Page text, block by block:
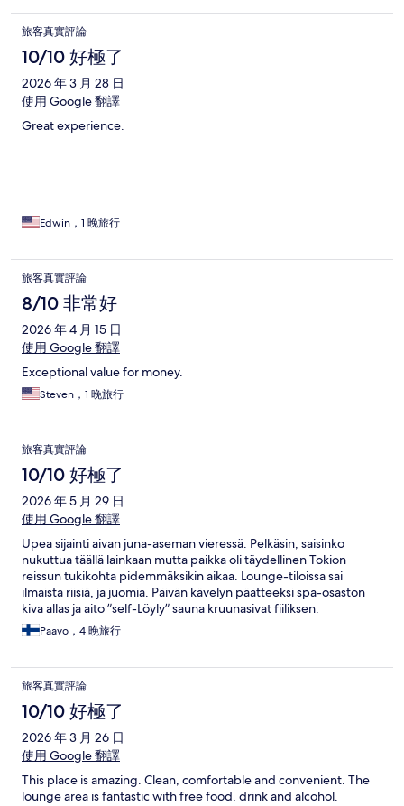
旅客真實評論
10/10 好極了
2026 年 3 月 28 日
使用 Google 翻譯
Great experience.
Edwin，1 晚旅行
旅客真實評論
8/10 非常好
2026 年 4 月 15 日
使用 Google 翻譯
Exceptional value for money.
Steven，1 晚旅行
旅客真實評論
10/10 好極了
2026 年 5 月 29 日
使用 Google 翻譯
Upea sijainti aivan juna-aseman vieressä. Pelkäsin, saisinko
nukuttua täällä lainkaan mutta paikka oli täydellinen Tokion
reissun tukikohta pidemmäksikin aikaa. Lounge-tiloissa sai
ilmaista riisiä, ja juomia. Päivän kävelyn päätteeksi spa-osaston
kiva allas ja aito ”self-Löyly” sauna kruunasivat fiiliksen.
Paavo，4 晚旅行
旅客真實評論
10/10 好極了
2026 年 3 月 26 日
使用 Google 翻譯
This place is amazing. Clean, comfortable and convenient. The
lounge area is fantastic with free food, drink and alcohol.